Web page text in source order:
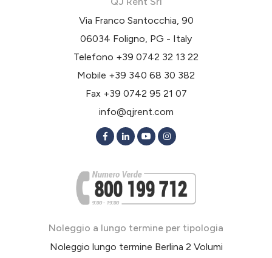
Via Franco Santocchia, 90
06034 Foligno, PG - Italy
Telefono +39 0742 32 13 22
Mobile +39 340 68 30 382
Fax +39 0742 95 21 07
info@qjrent.com
Noleggio a lungo termine per tipologia
Noleggio lungo termine Berlina 2 Volumi